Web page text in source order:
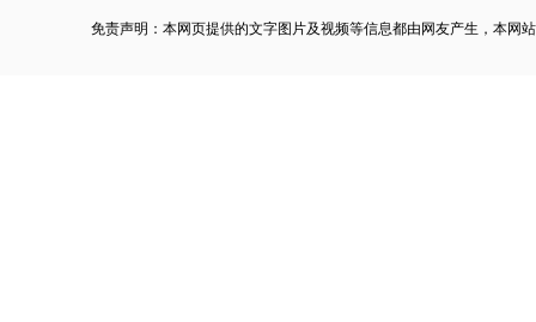
免责声明：本网页提供的文字图片及视频等信息都由网友产生，本网